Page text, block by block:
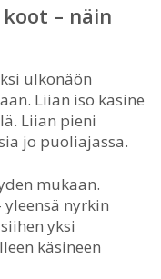
– näin
ulkonäön
Liian iso käsine
Liian pieni
jo puoliajassa.
mukaan.
nyrkin
yksi
käsineen